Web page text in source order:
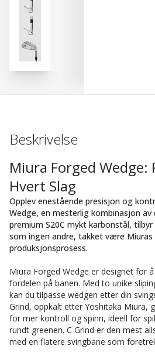
Beskrivelse
Miura Forged Wedge:
Hvert Slag
Opplev enestående presisjon og
Wedge, en mesterlig kombinasjon av
premium S20C mykt karbonstål,
som ingen andre, takket være Miuras
produksjonsprosess.
Miura Forged Wedge er designet for
fordelen på banen. Med to unike
kan du tilpasse wedgen etter din
Grind, oppkalt etter Yoshitaka Miura,
for mer kontroll og spinn, ideell for
rundt greenen. C Grind er den mest
med en flatere svingbane som